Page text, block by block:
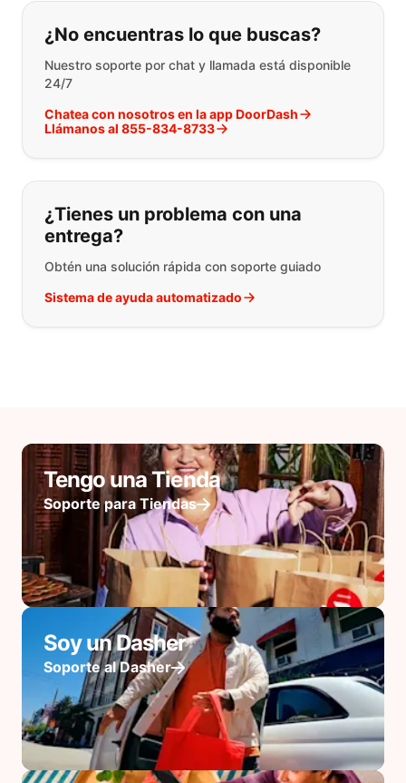
Si no puede encontrar lo que está
¿No encuentras lo que buscas?
Nuestro soporte por chat y llamada está disponible
24/7
Chatea con nosotros en la app DoorDash
Llámanos al 855-834-8733
¿Tienes un problema con una
entrega?
Obtén una solución rápida con soporte guiado
Sistema de ayuda automatizado
Tengo una Tienda
Soporte para Tiendas
Soy un Dasher
Soporte al Dasher